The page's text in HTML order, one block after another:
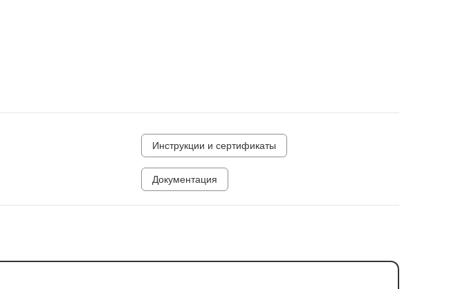
Инструкции и сертификаты
Документация